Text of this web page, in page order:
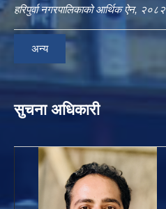
हरिपुर्वा नगरपालिकाको आर्थिक ऐन, २०८२
अन्य
सुचना अधिकारी